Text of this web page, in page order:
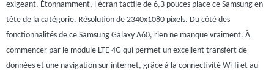
exigeant. Étonnamment, l'écran tactile de 6,3 pouces place ce Samsung en
tête de la catégorie. Résolution de 2340x1080 pixels. Du côté des
fonctionnalités de ce Samsung Galaxy A60, rien ne manque vraiment. À
commencer par le module LTE 4G qui permet un excellent transfert de
données et une navigation sur internet, grâce à la connectivité Wi-fi et au